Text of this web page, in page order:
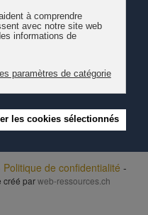
Politique de confidentialité -
créé parweb-ressources.ch